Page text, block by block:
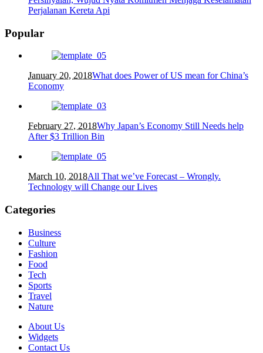
Perjalanan Kereta Api
Popular
January 20, 2018What does Power of US mean for China’s
Economy
February 27, 2018Why Japan’s Economy Still Needs help
After $3 Trillion Bin
March 10, 2018All That we’ve Forecast – Wrongly.
Technology will Change our Lives
Categories
Business
Culture
Fashion
Food
Tech
Sports
Travel
Nature
About Us
Widgets
Contact Us